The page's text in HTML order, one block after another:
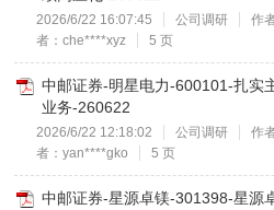
2026/6/22 16:07:45 公司调研 作
者：che****xyz
5 页
中邮证券-明星电力-600101-扎实
业务-260622
2026/6/22 12:18:02 公司调研 作
者：yan****gko
5 页
中邮证券-星源卓镁-301398-星源